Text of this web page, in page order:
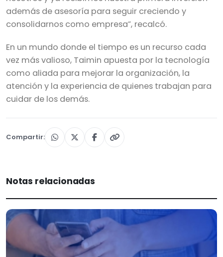
además de asesoría para seguir creciendo y
consolidarnos como empresa”, recalcó.
En un mundo donde el tiempo es un recurso cada
vez más valioso, Taimin apuesta por la tecnología
como aliada para mejorar la organización, la
atención y la experiencia de quienes trabajan para
cuidar de los demás.
Compartir:
Notas relacionadas